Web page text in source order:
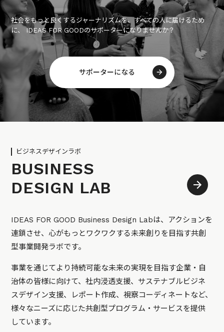
社会をもっと良くするジャーナリズムを、すべての人に届けるため
に、 IDEAS FOR GOODのサポーターになりませんか？
サポーターになる
ビジネスデザインラボ
BUSINESS
DESIGN LAB
IDEAS FOR GOOD Business Design Labは、アクションを
連鎖させ、心がもっとワクワクする未来創りを目指す共創
型事業開発ラボです。
事業を通じてより持続可能な未来の実現を目指す企業・自
治体の皆様に向けて、社内浸透支援、サステナブルビジネ
スデザイン支援、レポート作成、視察コーディネートなど、
様々なニーズに応じた共創型プログラム・サービスを提供
しています。